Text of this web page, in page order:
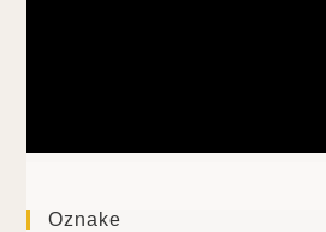
Oznake